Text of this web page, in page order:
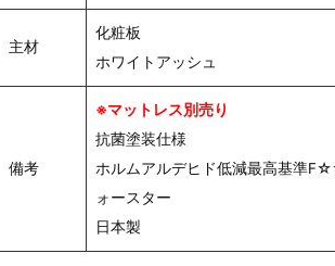
主材
化粧板
ホワイトアッシュ
備考
※マットレス別売り
抗菌塗装仕様
ホルムアルデヒド低減最高基準
ォースター
日本製